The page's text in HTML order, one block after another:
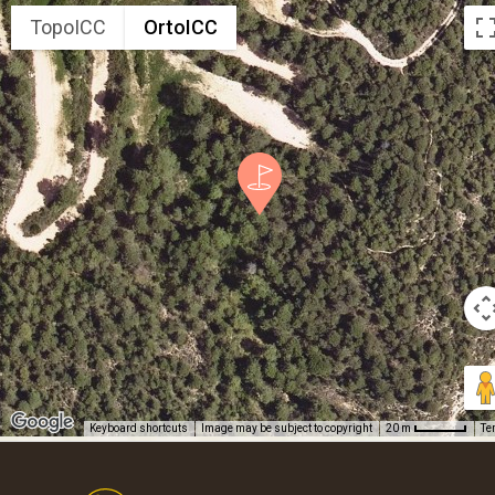
TopoICC OrtoICC
Keyboard shortcuts Image may be subject to copyright 20 m